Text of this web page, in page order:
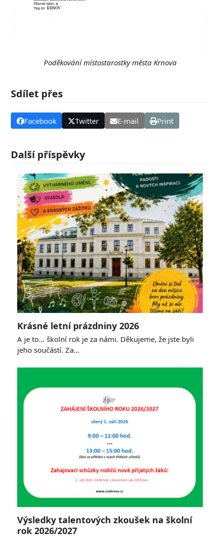
Poděkování místostarostky města Krnova
Sdílet přes
Facebook Twitter E-mail Print
Další příspěvky
Krásné letní prázdniny 2026
A je to… školní rok je za námi. Děkujeme, že jste byli
jeho součástí. Za…
Výsledky talentových zkoušek na školní
rok 2026/2027